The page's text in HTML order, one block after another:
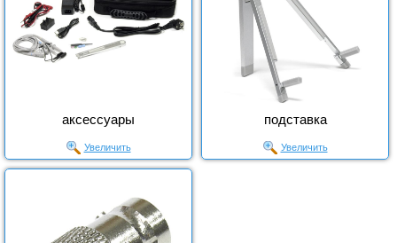
аксессуары
Увеличить
подставка
Увеличить